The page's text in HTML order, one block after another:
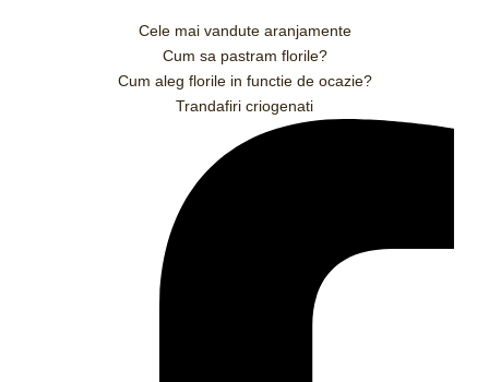
Cele mai vandute aranjamente
Cum sa pastram florile?
Cum aleg florile in functie de ocazie?
Trandafiri criogenati